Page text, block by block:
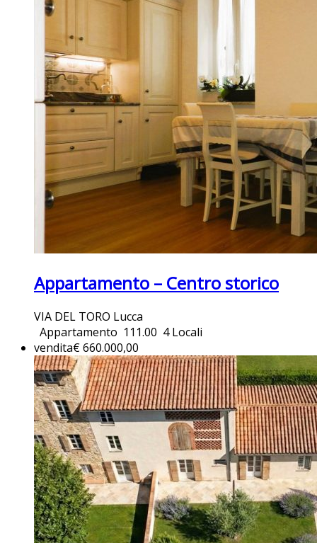
Appartamento – Centro storico
VIA DEL TORO Lucca
Appartamento 111.00 4 Locali
vendita€ 660.000,00